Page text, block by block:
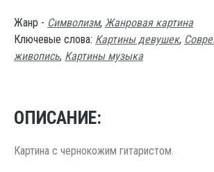
Жанр - Символизм, Жанровая картина
Ключевые слова: Картины девушек,
живопись, Картины музыка
ОПИСАНИЕ:
Картина с чернокожим гитаристом.